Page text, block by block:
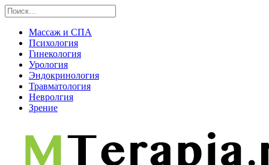
Массаж и СПА
Психология
Гинекология
Урология
Эндокринология
Травматология
Невролгия
Зрение